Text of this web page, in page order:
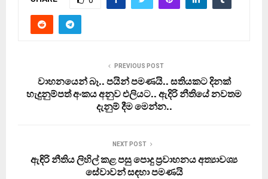
PREVIOUS POST
වාහනයෙන් බෑ.. පයින් පමණයි.. සතියකට දිනක්
හැදුනුම්පත් අංකය අනුව එලියට.. ඇදිරි නීතියේ නවතම
දැනුම් දීම මෙන්න..
NEXT POST
ඇඳිරි නීතිය ලිහිල් කළ පසු පොදු ප්‍රවාහනය අත්‍යාවශ්‍ය
සේවාවන් සඳහා පමණයි